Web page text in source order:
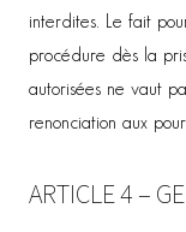
interdites. Le fait
procédure dès la
autorisées ne vaut
renonciation aux
ARTICLE 4 –